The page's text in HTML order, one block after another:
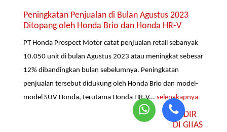
Peningkatan Penjualan di Bulan Agustus 2023
Ditopang oleh Honda Brio dan Honda HR-V
PT Honda Prospect Motor catat penjualan retail sebanyak
10.050 unit di bulan Agustus 2023 atau meningkat sebesar
12% dibandingkan bulan sebelumnya. Peningkatan
penjualan tersebut didukung oleh Honda Brio dan model-
model SUV Honda, terutama Honda HR-V...selengkapnya
HADIR
DI GIIAS